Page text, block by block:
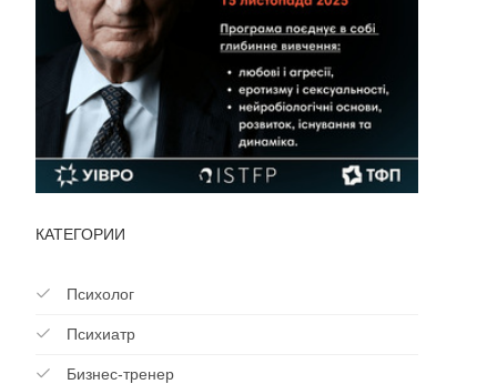
КАТЕГОРИИ
Психолог
Психиатр
Бизнес-тренер